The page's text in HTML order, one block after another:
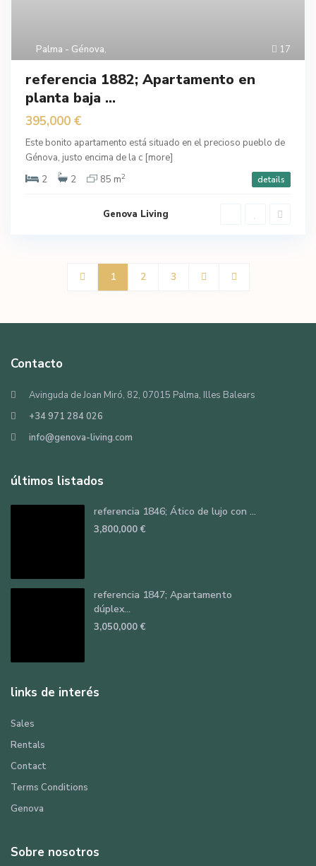
17
Palma - Génova,
referencia 1882; Apartamento en
planta baja ...
395,000 €
Este bonito apartamento está situado en el precioso pueblo de
Génova, justo encima de la c [more]
2
2 85 m2 details
Genova Living
1 2 3
Contacto
Avinguda de Joan Miró, 82, 07015 Palma, Illes Balears
+34 971 284 026
info@genova-living.com
últimos listados
referencia 1846; Ático de lujo con ...
3,800,000 €
referencia 1847; Apartamento
dúplex...
3,050,000 €
links de interés
Sales
Rentals
Contact
Terms Conditions
Genova
Sobre nosotros